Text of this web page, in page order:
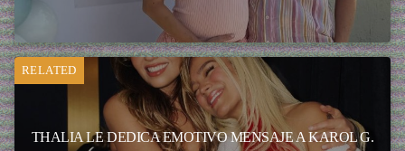
RELATED
THALIA LE DEDICA EMOTIVO MENSAJE A KAROL G.